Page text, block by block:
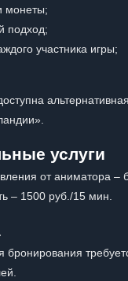
монеты;
подход;
участника игры;
услуги
от аниматора –
– 1500 руб./15 мин.
бронирования